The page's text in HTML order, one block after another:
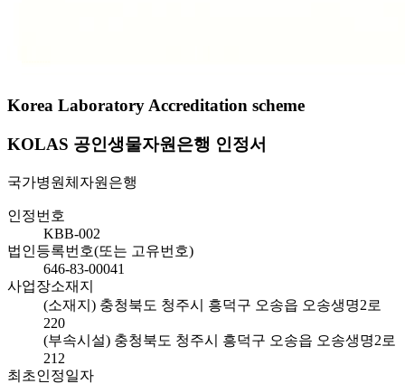
Korea Laboratory Accreditation scheme
KOLAS 공인생물자원은행 인정서
국가병원체자원은행
인정번호
KBB-002
법인등록번호(또는 고유번호)
646-83-00041
사업장소재지
(소재지) 충청북도 청주시 흥덕구 오송읍 오송생명2로
220
(부속시설) 충청북도 청주시 흥덕구 오송읍 오송생명2로
212
최초인정일자